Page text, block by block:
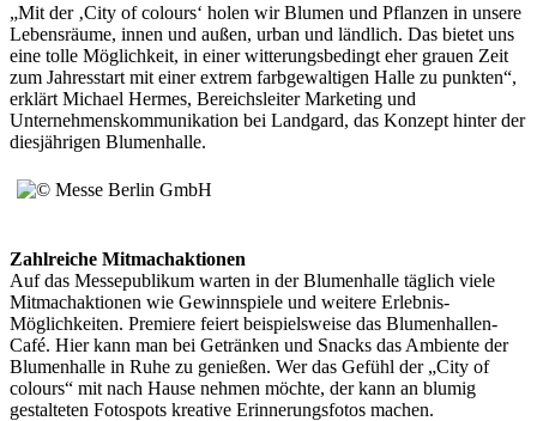
„Mit der ‚City of colours‘ holen wir Blumen und Pflanzen in unsere
Lebensräume, innen und außen, urban und ländlich. Das bietet uns
eine tolle Möglichkeit, in einer witterungsbedingt eher grauen Zeit
zum Jahresstart mit einer extrem farbgewaltigen Halle zu punkten“,
erklärt Michael Hermes, Bereichsleiter Marketing und
Unternehmenskommunikation bei Landgard, das Konzept hinter der
diesjährigen Blumenhalle.
Zahlreiche Mitmachaktionen
Auf das Messepublikum warten in der Blumenhalle täglich viele
Mitmachaktionen wie Gewinnspiele und weitere Erlebnis-
Möglichkeiten. Premiere feiert beispielsweise das Blumenhallen-
Café. Hier kann man bei Getränken und Snacks das Ambiente der
Blumenhalle in Ruhe zu genießen. Wer das Gefühl der „City of
colours“ mit nach Hause nehmen möchte, der kann an blumig
gestalteten Fotospots kreative Erinnerungsfotos machen.